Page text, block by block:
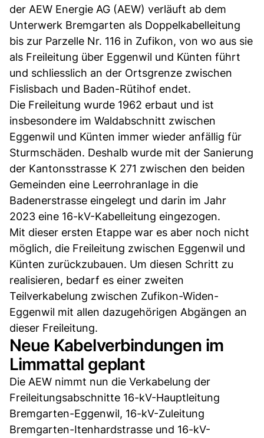
der AEW Energie AG (AEW) verläuft ab dem
Unterwerk Bremgarten als Doppelkabelleitung
bis zur Parzelle Nr. 116 in Zufikon, von wo aus sie
als Freileitung über Eggenwil und Künten führt
und schliesslich an der Ortsgrenze zwischen
Fislisbach und Baden-Rütihof endet.
Die Freileitung wurde 1962 erbaut und ist
insbesondere im Waldabschnitt zwischen
Eggenwil und Künten immer wieder anfällig für
Sturmschäden. Deshalb wurde mit der Sanierung
der Kantonsstrasse K 271 zwischen den beiden
Gemeinden eine Leerrohranlage in die
Badenerstrasse eingelegt und darin im Jahr
2023 eine 16-kV-Kabelleitung eingezogen.
Mit dieser ersten Etappe war es aber noch nicht
möglich, die Freileitung zwischen Eggenwil und
Künten zurückzubauen. Um diesen Schritt zu
realisieren, bedarf es einer zweiten
Teilverkabelung zwischen Zufikon-Widen-
Eggenwil mit allen dazugehörigen Abgängen an
dieser Freileitung.
Neue Kabelverbindungen im
Limmattal geplant
Die AEW nimmt nun die Verkabelung der
Freileitungsabschnitte 16-kV-Hauptleitung
Bremgarten-Eggenwil, 16-kV-Zuleitung
Bremgarten-Itenhardstrasse und 16-kV-